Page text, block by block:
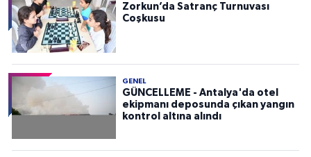
Zorkun’da Satranç Turnuvası
Coşkusu
GENEL
GÜNCELLEME - Antalya'da otel
ekipmanı deposunda çıkan yangın
kontrol altına alındı